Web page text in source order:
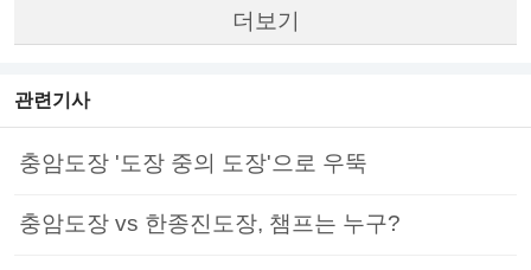
더보기
관련기사
충암도장 '도장 중의 도장'으로 우뚝
충암도장 vs 한종진도장, 챔프는 누구?